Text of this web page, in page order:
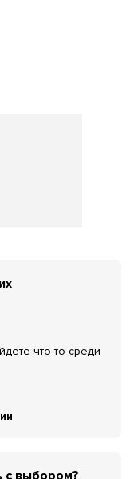
что-то среди
с выбором?